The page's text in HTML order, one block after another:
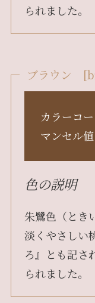
られました。
ブラウン
カラーコ
マンセル
色の説明
朱鷺色（とき
淡くやさしい
ろ』とも記さ
られました。